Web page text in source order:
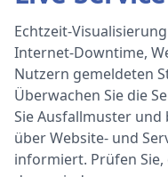
Echtzeit-
Internet-Downtime,
Nutzern gemeldeten
Überwachen Sie die
Sie Ausfallmuster und
über Website- und
informiert. Prüfen